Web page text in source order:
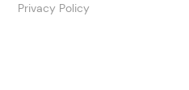
Privacy Policy